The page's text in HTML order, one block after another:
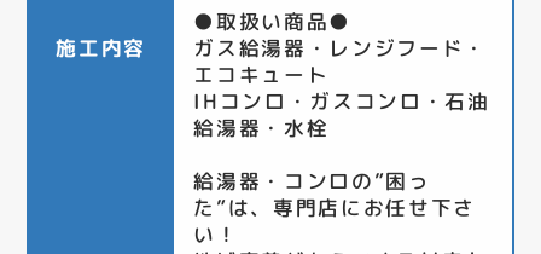
施工内容
●取扱い商品●
ガス給湯器・レンジフード・
エコキュート
IHコンロ・ガスコンロ・石油
給湯器・水栓
給湯器・コンロの”困っ
た”は、専門店にお任せ下さ
い！